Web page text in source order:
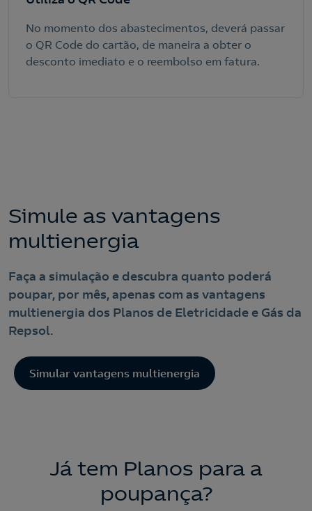
o
Nós ligamos!
No momento dos abastecimentos, deverá passar
o QR Code do cartão, de maneira a obter o
desconto imediato e o reembolso em fatura.
Simule as vantagens
multienergia
Faça a simulação e descubra quanto poderá
poupar, por mês, apenas com as vantagens
multienergia dos Planos de Eletricidade e Gás da
Repsol.
Simular vantagens multienergia
Já tem Planos para a
poupança?